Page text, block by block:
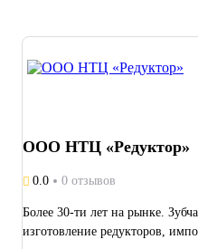
ООО НТЦ «Редуктор»
0.0 0 отзывов
Более 30-ти лет на рынке.
изготовление редукторов,